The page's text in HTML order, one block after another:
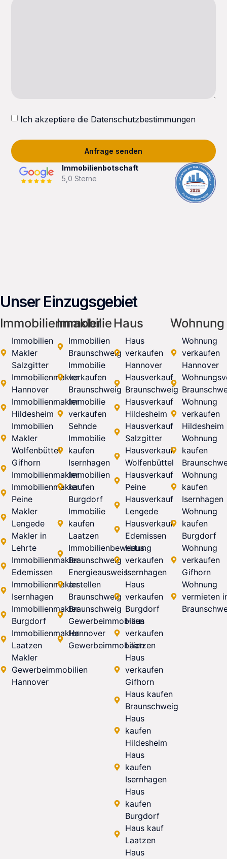
Ich akzeptiere die Datenschutzbestimmungen
Anfrage senden
Immobilienbotschaft
5,0 Sterne
Unser Einzugsgebiet
Immobilienmakler
Immobilien
Makler
Salzgitter
Immobilienmakler
Hannover
Immobilienmakler
Hildesheim
Immobilien
Makler
Wolfenbüttel
Gifhorn
Immobilienmakler
Immobilienmakler
Peine
Makler
Lengede
Makler in
Lehrte
Immobilienmakler
Edemissen
Immobilienmakler
Isernhagen
Immobilienmakler
Burgdorf
Immobilienmakler
Laatzen
Makler
Gewerbeimmobilien
Hannover
Immobilie
Immobilien
Braunschweig
Immobilie
verkaufen
Braunschweig
Immobilie
verkaufen
Sehnde
Immobilie
kaufen
Isernhagen
Immobilien
kaufen
Burgdorf
Immobilie
kaufen
Laatzen
Immobilienbewertung
Braunschweig
Energieausweis
erstellen
Braunschweig
Braunschweig
Gewerbeimmobilien
Hannover
Gewerbeimmobilien
Haus
Haus
verkaufen
Hannover
Hausverkauf
Braunschweig
Hausverkauf
Hildesheim
Hausverkauf
Salzgitter
Hausverkauf
Wolfenbüttel
Hausverkauf
Peine
Hausverkauf
Lengede
Hausverkauf
Edemissen
Haus
verkaufen
Isernhagen
Haus
verkaufen
Burgdorf
Haus
verkaufen
Laatzen
Haus
verkaufen
Gifhorn
Haus kaufen
Braunschweig
Haus
kaufen
Hildesheim
Haus
kaufen
Isernhagen
Haus
kaufen
Burgdorf
Haus kauf
Laatzen
Haus
Wohnung
Wohnung
verkaufen
Hannover
Wohnung
verkaufen
Hildesheim
Wohnung
kaufen
Wohnung
kaufen
Isernhagen
Wohnung
kaufen
Burgdorf
Wohnung
verkaufen
Gifhorn
Wohnung
vermieten